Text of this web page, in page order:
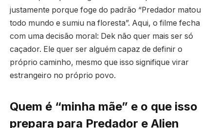
justamente porque foge do padrão “Predador matou
todo mundo e sumiu na floresta”. Aqui, o filme fecha
com uma decisão moral: Dek não quer mais ser só
caçador. Ele quer ser alguém capaz de definir o
próprio caminho, mesmo que isso signifique virar
estrangeiro no próprio povo.
Quem é “minha mãe” e o que isso
prepara para Predador e Alien